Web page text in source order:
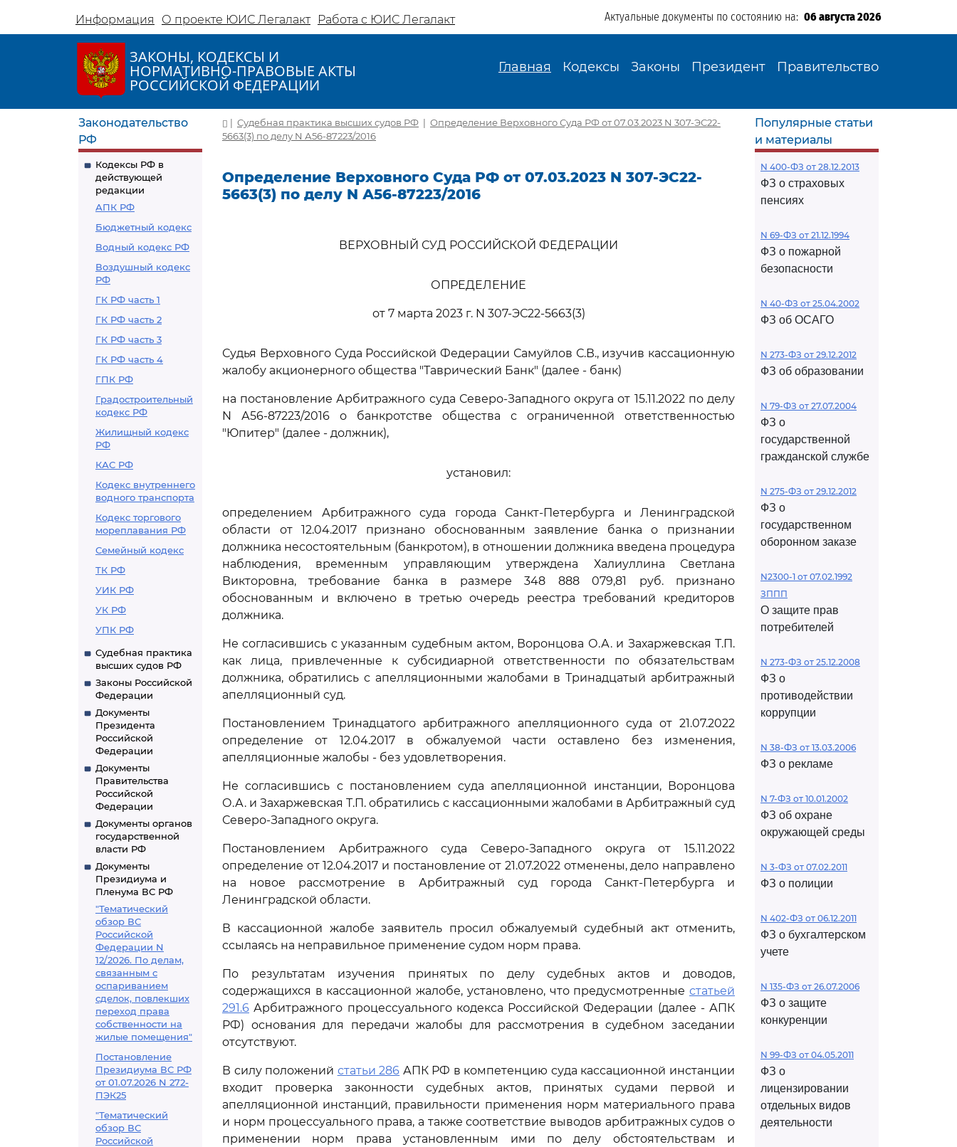
Информация О проекте ЮИС Легалакт Работа с ЮИС Легалакт Актуальные документы по состоянию на: 06 августа 2026
ЗАКОНЫ, КОДЕКСЫ И
НОРМАТИВНО-ПРАВОВЫЕ АКТЫ
РОССИЙСКОЙ ФЕДЕРАЦИИ
Главная Кодексы Законы Президент Правительство
Законодательство
РФ
Кодексы РФ в
действующей
редакции
АПК РФ
Бюджетный кодекс
Водный кодекс РФ
Воздушный кодекс
РФ
ГК РФ часть 1
ГК РФ часть 2
ГК РФ часть 3
ГК РФ часть 4
ГПК РФ
Градостроительный
кодекс РФ
Жилищный кодекс
РФ
КАС РФ
Кодекс внутреннего
водного транспорта
Кодекс торгового
мореплавания РФ
Семейный кодекс
ТК РФ
УИК РФ
УК РФ
УПК РФ
Судебная практика
высших судов РФ
Законы Российской
Федерации
Документы
Президента
Российской
Федерации
Документы
Правительства
Российской
Федерации
Документы органов
государственной
власти РФ
Документы
Президиума и
Пленума ВС РФ
"Тематический
обзор ВС
Российской
Федерации N
12/2026. По делам,
связанным с
оспариванием
сделок, повлекших
переход права
собственности на
жилые помещения"
Постановление
Президиума ВС РФ
от 01.07.2026 N 272-
ПЭК25
"Тематический
обзор ВС
Российской
| Судебная практика высших судов РФ | Определение Верховного Суда РФ от 07.03.2023 N 307-ЭС22-
5663(3) по делу N А56-87223/2016
Определение Верховного Суда РФ от 07.03.2023 N 307-ЭС22-
5663(3) по делу N А56-87223/2016
ВЕРХОВНЫЙ СУД РОССИЙСКОЙ ФЕДЕРАЦИИ
ОПРЕДЕЛЕНИЕ
от 7 марта 2023 г. N 307-ЭС22-5663(3)
Судья Верховного Суда Российской Федерации Самуйлов С.В., изучив кассационную
жалобу акционерного общества "Таврический Банк" (далее - банк)
на постановление Арбитражного суда Северо-Западного округа от 15.11.2022 по делу
N А56-87223/2016 о банкротстве общества с ограниченной ответственностью
"Юпитер" (далее - должник),
установил:
определением Арбитражного суда города Санкт-Петербурга и Ленинградской
области от 12.04.2017 признано обоснованным заявление банка о признании
должника несостоятельным (банкротом), в отношении должника введена процедура
наблюдения, временным управляющим утверждена Халиуллина Светлана
Викторовна, требование банка в размере 348 888 079,81 руб. признано
обоснованным и включено в третью очередь реестра требований кредиторов
должника.
Не согласившись с указанным судебным актом, Воронцова О.А. и Захаржевская Т.П.
как лица, привлеченные к субсидиарной ответственности по обязательствам
должника, обратились с апелляционными жалобами в Тринадцатый арбитражный
апелляционный суд.
Постановлением Тринадцатого арбитражного апелляционного суда от 21.07.2022
определение от 12.04.2017 в обжалуемой части оставлено без изменения,
апелляционные жалобы - без удовлетворения.
Не согласившись с постановлением суда апелляционной инстанции, Воронцова
О.А. и Захаржевская Т.П. обратились с кассационными жалобами в Арбитражный суд
Северо-Западного округа.
Постановлением Арбитражного суда Северо-Западного округа от 15.11.2022
определение от 12.04.2017 и постановление от 21.07.2022 отменены, дело направлено
на новое рассмотрение в Арбитражный суд города Санкт-Петербурга и
Ленинградской области.
В кассационной жалобе заявитель просил обжалуемый судебный акт отменить,
ссылаясь на неправильное применение судом норм права.
По результатам изучения принятых по делу судебных актов и доводов,
содержащихся в кассационной жалобе, установлено, что предусмотренные статьей
291.6 Арбитражного процессуального кодекса Российской Федерации (далее - АПК
РФ) основания для передачи жалобы для рассмотрения в судебном заседании
отсутствуют.
В силу положений статьи 286 АПК РФ в компетенцию суда кассационной инстанции
входит проверка законности судебных актов, принятых судами первой и
апелляционной инстанций, правильности применения норм материального права
и норм процессуального права, а также соответствие выводов арбитражных судов о
применении норм права установленным ими по делу обстоятельствам и
Популярные статьи
и материалы
N 400-ФЗ от 28.12.2013
ФЗ о страховых
пенсиях
N 69-ФЗ от 21.12.1994
ФЗ о пожарной
безопасности
N 40-ФЗ от 25.04.2002
ФЗ об ОСАГО
N 273-ФЗ от 29.12.2012
ФЗ об образовании
N 79-ФЗ от 27.07.2004
ФЗ о
государственной
гражданской службе
N 275-ФЗ от 29.12.2012
ФЗ о
государственном
оборонном заказе
N2300-1 от 07.02.1992
ЗППП
О защите прав
потребителей
N 273-ФЗ от 25.12.2008
ФЗ о
противодействии
коррупции
N 38-ФЗ от 13.03.2006
ФЗ о рекламе
N 7-ФЗ от 10.01.2002
ФЗ об охране
окружающей среды
N 3-ФЗ от 07.02.2011
ФЗ о полиции
N 402-ФЗ от 06.12.2011
ФЗ о бухгалтерском
учете
N 135-ФЗ от 26.07.2006
ФЗ о защите
конкуренции
N 99-ФЗ от 04.05.2011
ФЗ о
лицензировании
отдельных видов
деятельности